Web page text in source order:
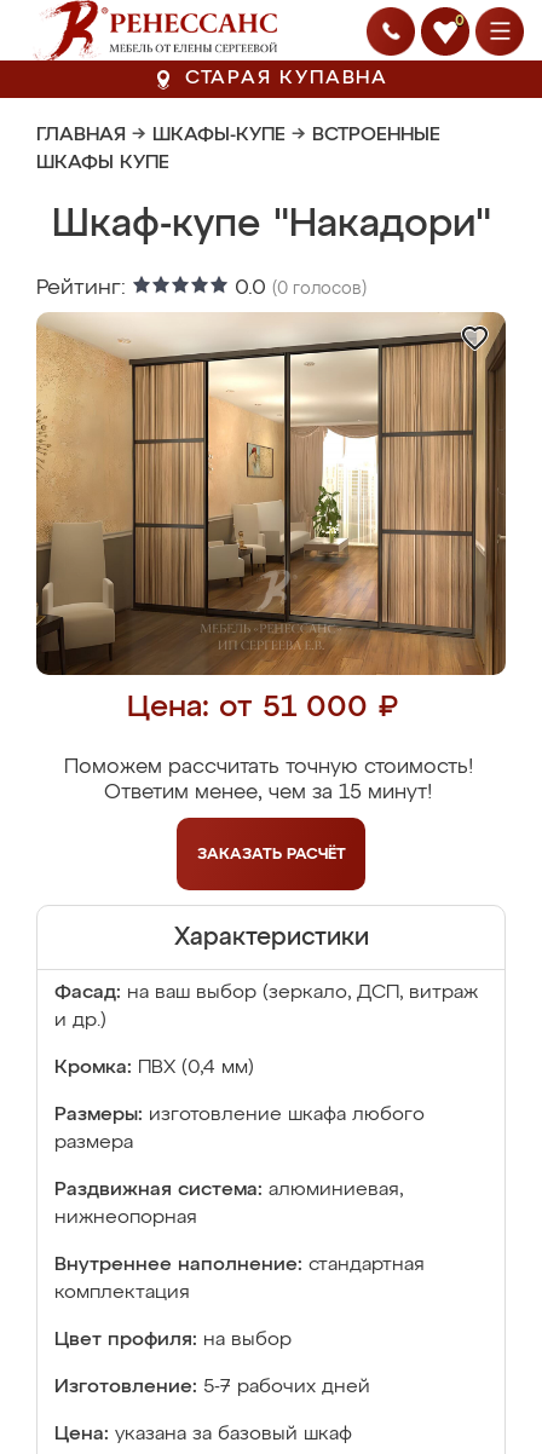
0
СТАРАЯ КУПАВНА
ГЛАВНАЯ → ШКАФЫ-КУПЕ → ВСТРОЕННЫЕ
ШКАФЫ КУПЕ
Шкаф-купе "Накадори"
Рейтинг: 0.0 (0 голосов)
Цена: от 51 000 ₽
Поможем рассчитать точную стоимость!
Ответим менее, чем за 15 минут!
ЗАКАЗАТЬ РАСЧЁТ
Характеристики
Фасад: на ваш выбор (зеркало, ДСП, витраж
и др.)
Кромка: ПВХ (0,4 мм)
Размеры: изготовление шкафа любого
размера
Раздвижная система: алюминиевая,
нижнеопорная
Внутреннее наполнение: стандартная
комплектация
Цвет профиля: на выбор
Изготовление: 5-7 рабочих дней
Цена: указана за базовый шкаф